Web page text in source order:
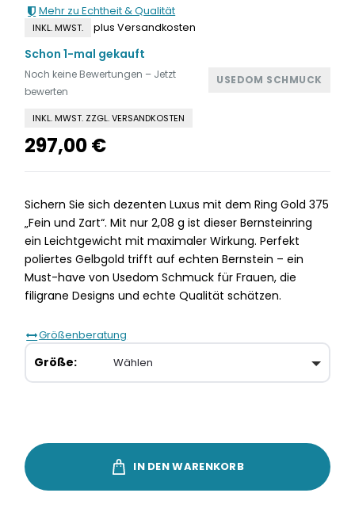
Mehr zu Echtheit & Qualität
INKL. MWST. plus Versandkosten
Schon 1-mal gekauft
USEDOM SCHMUCK
Noch keine Bewertungen – Jetzt
bewerten
INKL. MWST. ZZGL. VERSANDKOSTEN
297,00€
Sichern Sie sich dezenten Luxus mit dem Ring Gold 375
„Fein und Zart“. Mit nur 2,08 g ist dieser Bernsteinring
ein Leichtgewicht mit maximaler Wirkung. Perfekt
poliertes Gelbgold trifft auf echten Bernstein – ein
Must-have von Usedom Schmuck für Frauen, die
filigrane Designs und echte Qualität schätzen.
Größenberatung
Größe
IN DEN WARENKORB